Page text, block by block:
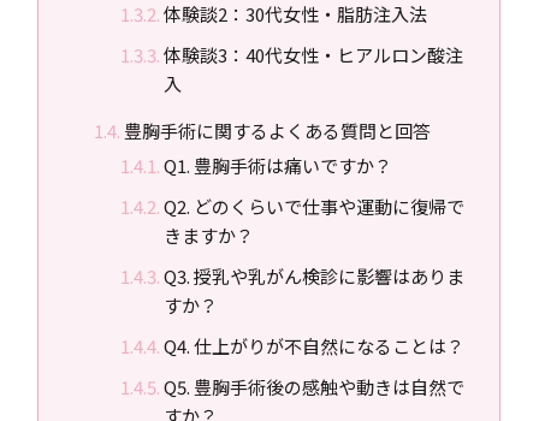
体験談2：30代女性・脂肪注入法
体験談3：40代女性・ヒアルロン酸注
入
豊胸手術に関するよくある質問と回答
Q1. 豊胸手術は痛いですか？
Q2. どのくらいで仕事や運動に復帰で
きますか？
Q3. 授乳や乳がん検診に影響はありま
すか？
Q4. 仕上がりが不自然になることは？
Q5. 豊胸手術後の感触や動きは自然で
すか？